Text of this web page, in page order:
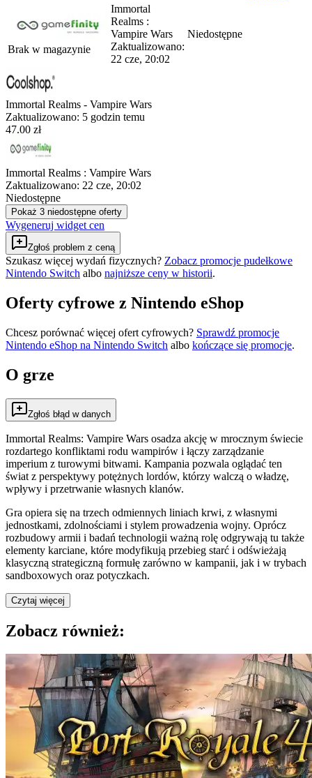
Brak w magazynie
Immortal
Realms :
Vampire Wars
Zaktualizowano:
22 cze, 20:02
Niedostępne
Immortal Realms - Vampire Wars
Zaktualizowano: 5 godzin temu
47.00 zł
Immortal Realms : Vampire Wars
Zaktualizowano: 22 cze, 20:02
Niedostępne
Pokaż 3 niedostępne oferty
Wygeneruj widget cen
Zgłoś problem z ceną
Szukasz więcej wydań fizycznych? Zobacz promocje pudełkowe
Nintendo Switch albo najniższe ceny w historii.
Oferty cyfrowe z Nintendo eShop
Chcesz porównać więcej ofert cyfrowych? Sprawdź promocje
Nintendo eShop na Nintendo Switch albo kończące się promocje.
O grze
Zgłoś błąd w danych
Immortal Realms: Vampire Wars osadza akcję w mrocznym świecie
rozdartego konfliktami rodu wampirów i łączy zarządzanie
imperium z turowymi bitwami. Kampania pozwala oglądać ten
świat z perspektywy potężnych lordów, którzy walczą o władzę,
wpływy i przetrwanie własnych klanów.
Gra opiera się na trzech odmiennych liniach krwi, z własnymi
jednostkami, zdolnościami i stylem prowadzenia wojny. Oprócz
rozbudowy armii i badań technologii ważną rolę odgrywają tu także
elementy karciane, które modyfikują przebieg starć i odświeżają
klasyczną strategiczną formułę zarówno w kampanii, jak i w trybach
sandboxowych oraz potyczkach.
Czytaj więcej
Zobacz również: